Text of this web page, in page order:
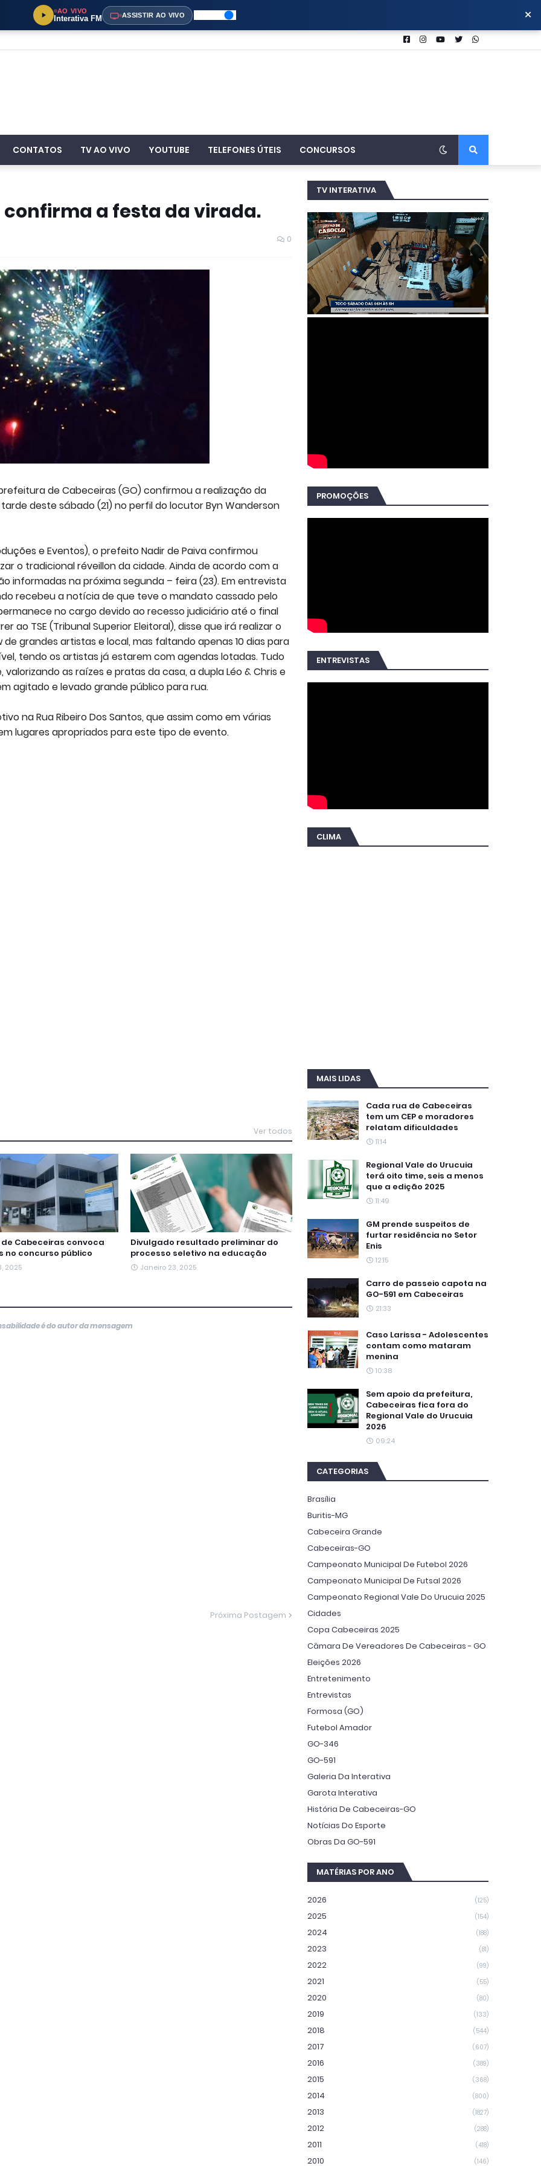
AO VIVO
Interativa FM ASSISTIR AO VIVO ×
CONTATOS TV AO VIVO YOUTUBE TELEFONES ÚTEIS CONCURSOS
confirma a festa da virada.
0
de Cabeceiras (GO) confirmou a realização da
deste sábado (21) no perfil do locutor Byn Wanderson
e Eventos), o prefeito Nadir de Paiva confirmou
o tradicional réveillon da cidade. Ainda de acordo com a
informadas na próxima segunda – feira (23). Em entrevista
recebeu a notícia de que teve o mandato cassado pelo
no cargo devido ao recesso judiciário até o final
ao TSE (Tribunal Superior Eleitoral), disse que irá realizar o
grandes artistas e local, mas faltando apenas 10 dias para
tendo os artistas já estarem com agendas lotadas. Tudo
as raízes e pratas da casa, a dupla Léo & Chris e
agitado e levado grande público para rua.
na Rua Ribeiro Dos Santos, que assim como em várias
lugares apropriados para este tipo de evento.
Ver todos
Cabeceiras convoca
no concurso público
2025
Divulgado resultado preliminar do
processo seletivo na educação
Janeiro 23, 2025
é do autor da mensagem
Próxima Postagem
TV INTERATIVA
PROMOÇÕES
ENTREVISTAS
CLIMA
MAIS LIDAS
Cada rua de Cabeceiras
tem um CEP e moradores
relatam dificuldades
11:14
Regional Vale do Urucuia
terá oito time, seis a menos
que a edição 2025
11:49
GM prende suspeitos de
furtar residência no Setor
Enis
12:15
Carro de passeio capota na
GO-591 em Cabeceiras
21:33
Caso Larissa - Adolescentes
contam como mataram
menina
10:38
Sem apoio da prefeitura,
Cabeceiras fica fora do
Regional Vale do Urucuia
2026
09:24
CATEGORIAS
Brasília
Buritis-MG
Cabeceira Grande
Cabeceiras-GO
Campeonato Municipal De Futebol 2026
Campeonato Municipal De Futsal 2026
Campeonato Regional Vale Do Urucuia 2025
Cidades
Copa Cabeceiras 2025
Câmara De Vereadores De Cabeceiras - GO
Eleições 2026
Entretenimento
Entrevistas
Formosa (GO)
Futebol Amador
GO-346
GO-591
Galeria Da Interativa
Garota Interativa
História De Cabeceiras-GO
Notícias Do Esporte
Obras Da GO-591
MATÉRIAS POR ANO
2026 (125)
2025 (154)
2024 (188)
2023 (81)
2022 (99)
2021 (55)
2020 (80)
2019 (133)
2018 (544)
2017 (607)
2016 (389)
2015 (368)
2014 (800)
2013 (1827)
2012 (288)
2011 (418)
2010 (146)